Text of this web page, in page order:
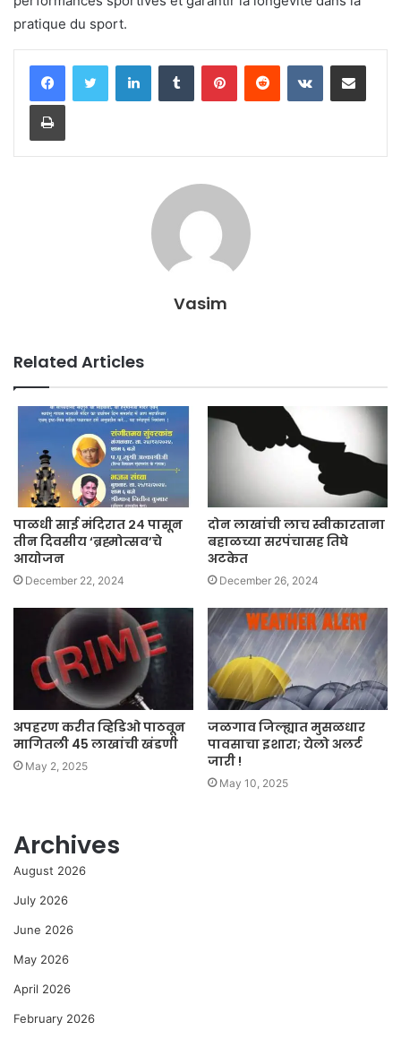
pratique du sport.
LinkedInTumblr PinterestReddit VKontakteShare via Email
Print
Vasim
Related Articles
पाळधी साई मंदिरात २४ पासून
तीन दिवसीय ‘ब्रह्मोत्सव’चे
आयोजन
December 22, 2024
दोन लाखांची लाच स्वीकारताना
बहाळच्या सरपंचासह तिघे
अटकेत
December 26, 2024
अपहरण करीत व्हिडिओ पाठवून
मागितली 45 लाखांची खंडणी
May 2, 2025
जळगाव जिल्ह्यात मुसळधार
पावसाचा इशारा; येलो अलर्ट
जारी !
May 10, 2025
Archives
August 2026
July 2026
June 2026
May 2026
April 2026
February 2026